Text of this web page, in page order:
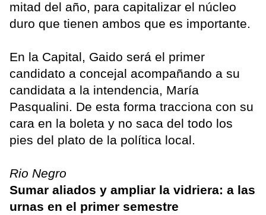
mitad del año, para capitalizar el núcleo
duro que tienen ambos que es importante.
En la Capital, Gaido será el primer
candidato a concejal acompañando a su
candidata a la intendencia, María
Pasqualini. De esta forma tracciona con su
cara en la boleta y no saca del todo los
pies del plato de la política local.
Rio Negro
Sumar aliados y ampliar la vidriera: a las
urnas en el primer semestre